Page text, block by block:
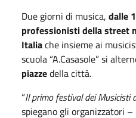
Due giorni di musica, dalle
professionisti della street
Italiache insieme ai
scuola “A.Casasole” si
piazzedella città.
“Il primo festival dei Musicisti
spiegano gli organizzatori –